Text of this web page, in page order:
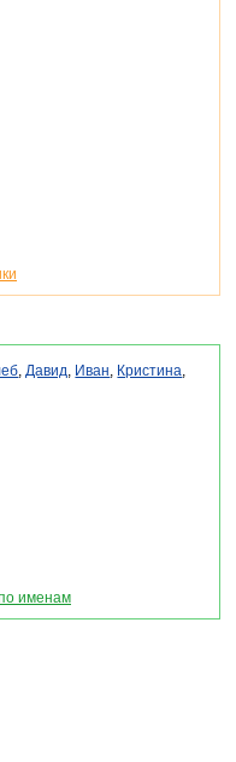
,Давид, Иван, Кристина,
именам